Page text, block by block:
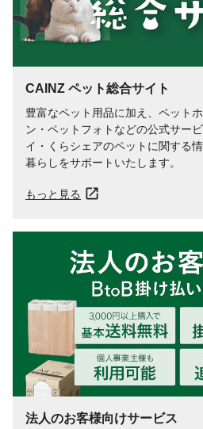
CAINZ ペット総合サイト
豊富なペット用品に加え、ペット
ン・ペットフォトなどの公式サー
イ・くらシェアのペットに関する
暮らしをサポートいたします。
もっと見る
法人のお客様向けサービス